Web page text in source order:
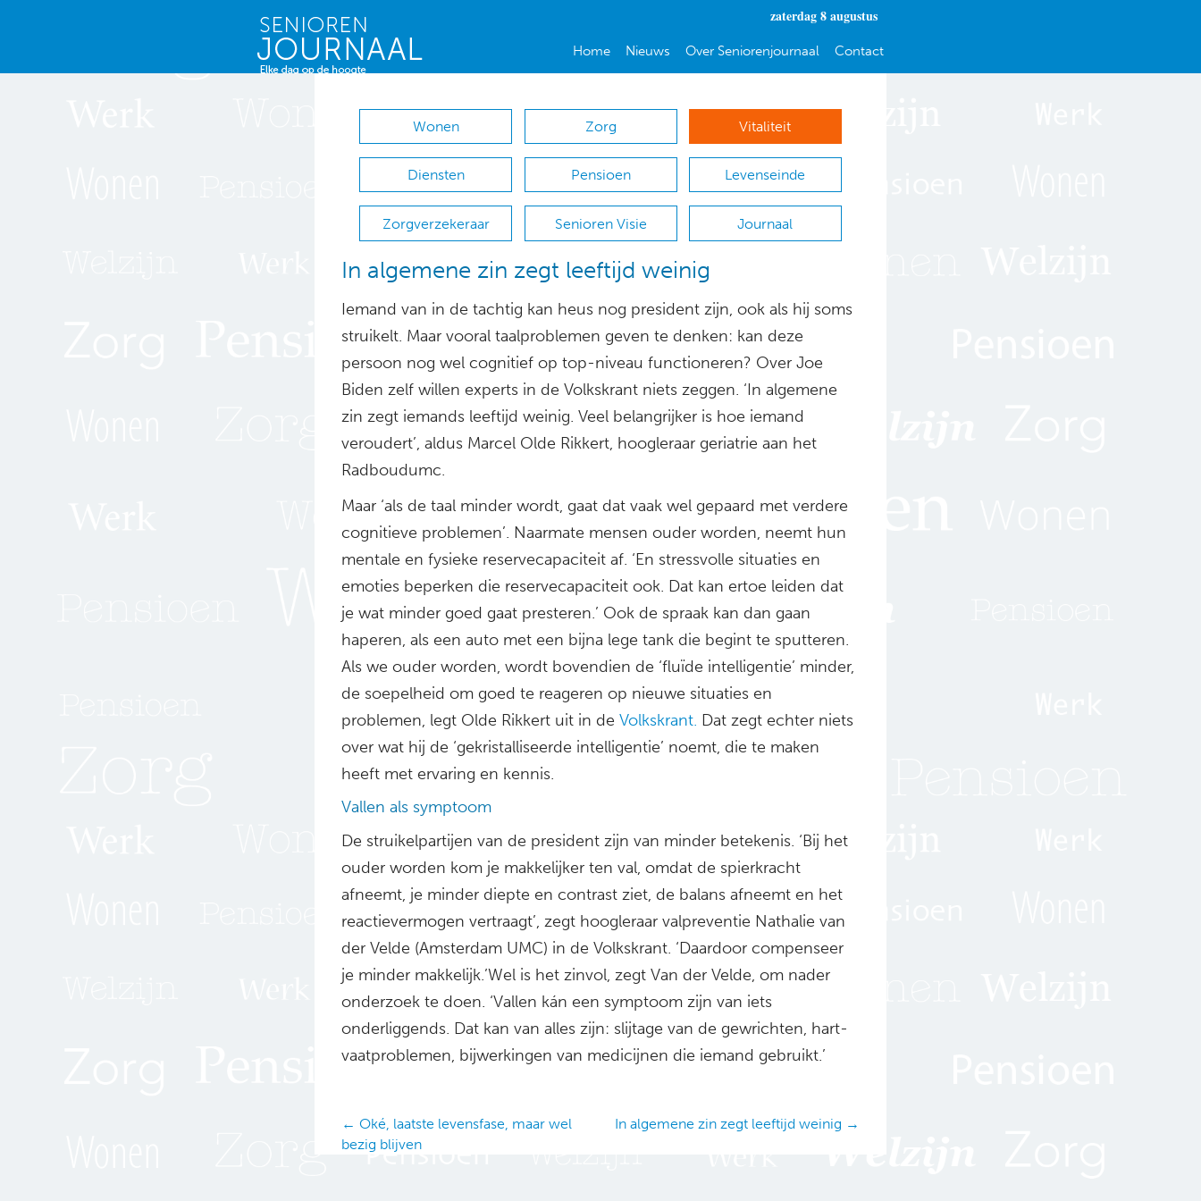
zaterdag 8 augustus
Home Nieuws Over Seniorenjournaal Contact
Wonen Zorg Vitaliteit
Diensten Pensioen Levenseinde
Zorgverzekeraar Senioren Visie Journaal
In algemene zin zegt leeftijd weinig
Iemand van in de tachtig kan heus nog president zijn, ook als hij soms
struikelt. Maar vooral taalproblemen geven te denken: kan deze
persoon nog wel cognitief op top-niveau functioneren? Over Joe
Biden zelf willen experts in de Volkskrant niets zeggen. ‘In algemene
zin zegt iemands leeftijd weinig. Veel belangrijker is hoe iemand
veroudert’, aldus Marcel Olde Rikkert, hoogleraar geriatrie aan het
Radboudumc.
Maar ‘als de taal minder wordt, gaat dat vaak wel gepaard met verdere
cognitieve problemen’. Naarmate mensen ouder worden, neemt hun
mentale en fysieke reservecapaciteit af. ‘En stressvolle situaties en
emoties beperken die reservecapaciteit ook. Dat kan ertoe leiden dat
je wat minder goed gaat presteren.’ Ook de spraak kan dan gaan
haperen, als een auto met een bijna lege tank die begint te sputteren.
Als we ouder worden, wordt bovendien de ‘fluïde intelligentie’ minder,
de soepelheid om goed te reageren op nieuwe situaties en
problemen, legt Olde Rikkert uit in de Volkskrant. Dat zegt echter niets
over wat hij de ‘gekristalliseerde intelligentie’ noemt, die te maken
heeft met ervaring en kennis.
Vallen als symptoom
De struikelpartijen van de president zijn van minder betekenis. ‘Bij het
ouder worden kom je makkelijker ten val, omdat de spierkracht
afneemt, je minder diepte en contrast ziet, de balans afneemt en het
reactievermogen vertraagt’, zegt hoogleraar valpreventie Nathalie van
der Velde (Amsterdam UMC) in de Volkskrant. ‘Daardoor compenseer
je minder makkelijk.’Wel is het zinvol, zegt Van der Velde, om nader
onderzoek te doen. ‘Vallen kán een symptoom zijn van iets
onderliggends. Dat kan van alles zijn: slijtage van de gewrichten, hart-
vaatproblemen, bijwerkingen van medicijnen die iemand gebruikt.’
Posts
navigation
← Oké, laatste levensfase, maar wel
bezig blijven
In algemene zin zegt leeftijd weinig →